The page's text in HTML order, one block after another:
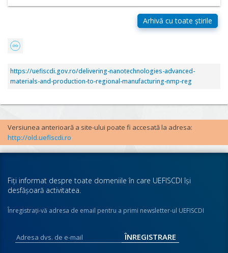
https://uefiscdi.gov.ro/delivering-nanotechnologies-advanced-
materials-and-production-to-regional-manufacturing-nmp-reg
Versiunea anterioară a site-ului poate fi accesată la adresa:
http://old.uefiscdi.ro
Fiţi informat despre toate domeniile în care UEFISCDI îşi
desfăşoară activitatea.
Înregistraţi-vă adresa de email pentru a primi newsletter-ul UEFISCDI